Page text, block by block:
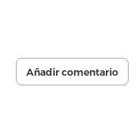
Añadir comentario